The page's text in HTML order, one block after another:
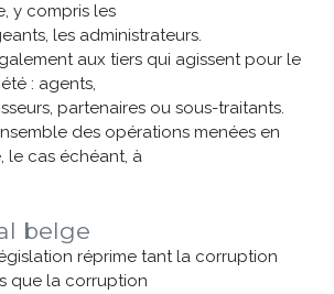
y compris les
les administrateurs.
aux tiers qui agissent pour le
: agents,
partenaires ou sous-traitants.
des opérations menées en
le cas échéant, à
belge
réprime tant la corruption
que la corruption